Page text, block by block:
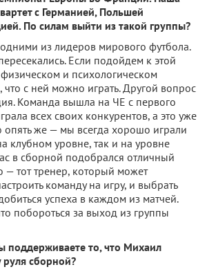
с Германией, Польшей
По силам выйти из такой группы?
из лидеров мирового футбола.
Если подойдем к этой
и психологическом
что с ней можно играть. Другой вопрос
Команда вышла на ЧЕ с первого
всех своих конкурентов, а это уже
опять же — мы всегда хорошо играли
клубном уровне, так и на уровне
в сборной подобрался отличный
— тот тренер, который может
команду на игру, и выбрать
успеха в каждом из матчей.
побороться за выход из группы
поддерживаете то, что Михаил
руля сборной?